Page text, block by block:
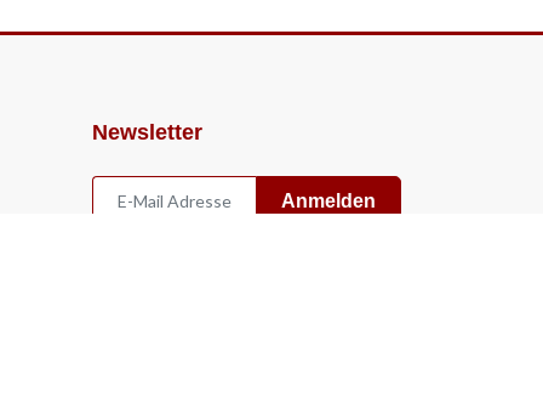
Newsletter
Anmelden